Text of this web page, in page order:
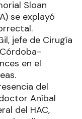
Sloan
se explayó
jefe de Cirugía
en el
del
Aníbal
del HAC,